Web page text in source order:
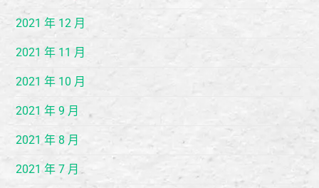
2021 年 12 月
2021 年 11 月
2021 年 10 月
2021 年 9 月
2021 年 8 月
2021 年 7 月